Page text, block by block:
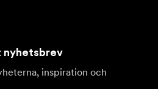
nyhetsbrev
inspiration och